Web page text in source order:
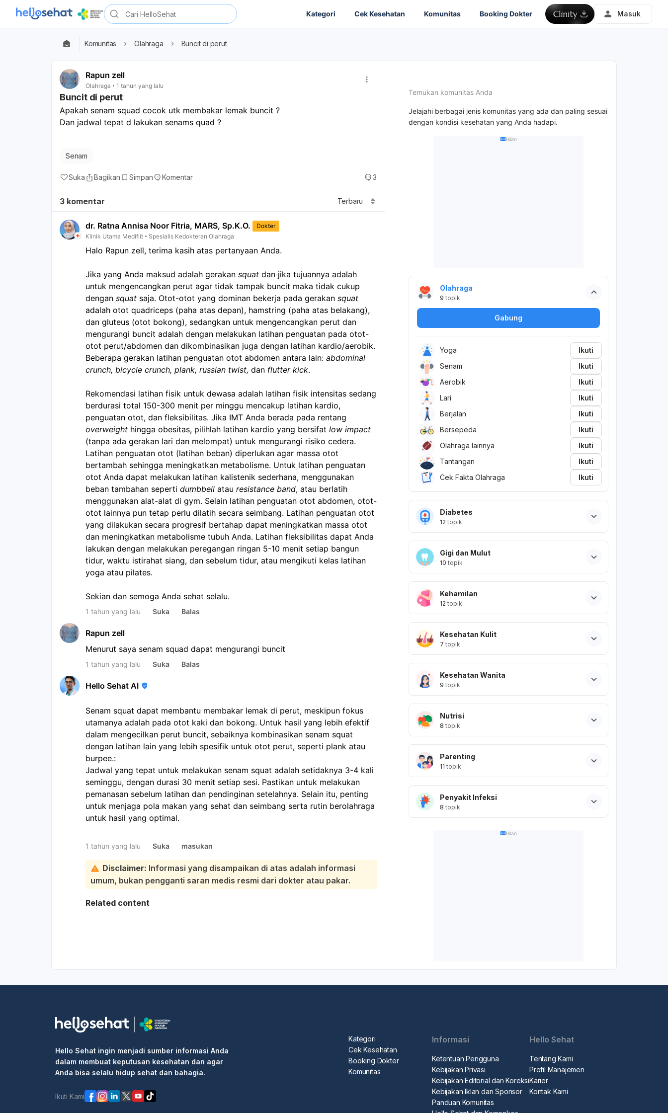
Kategori Cek Kesehatan Komunitas Booking Dokter Masuk
Komunitas Olahraga Buncit di perut
Rapun zell
Olahraga 1 tahun yang lalu
Buncit di perut
Apakah senam squad cocok utk membakar lemak buncit ?
Dan jadwal tepat d lakukan senams quad ?
Senam
Suka Bagikan Simpan Komentar 3
3 komentar Terbaru
dr. Ratna Annisa Noor Fitria, MARS, Sp.K.O.
Dokter
Klinik Utama Medifiit
Spesialis Kedokteran Olahraga
Halo Rapun zell, terima kasih atas pertanyaan Anda.
Jika yang Anda maksud adalah gerakan squat dan jika tujuannya adalah
untuk mengencangkan perut agar tidak tampak buncit maka tidak cukup
dengan squat saja. Otot-otot yang dominan bekerja pada gerakan squat
adalah otot quadriceps (paha atas depan), hamstring (paha atas belakang),
dan gluteus (otot bokong), sedangkan untuk mengencangkan perut dan
mengurangi buncit adalah dengan melakukan latihan penguatan pada otot-
otot perut/abdomen dan dikombinasikan juga dengan latihan kardio/aerobik.
Beberapa gerakan latihan penguatan otot abdomen antara lain: abdominal
crunch, bicycle crunch, plank, russian twist, dan flutter kick.
Rekomendasi latihan fisik untuk dewasa adalah latihan fisik intensitas sedang
berdurasi total 150-300 menit per minggu mencakup latihan kardio,
overweight hingga obesitas, pilihlah latihan kardio yang bersifat low impact
(tanpa ada gerakan lari dan melompat) untuk mengurangi risiko cedera.
Latihan penguatan otot (latihan beban) diperlukan agar massa otot
bertambah sehingga meningkatkan metabolisme. Untuk latihan penguatan
otot Anda dapat melakukan latihan kalistenik sederhana, menggunakan
beban tambahan seperti dumbbell atau resistance band, atau berlatih
menggunakan alat-alat di gym. Selain latihan penguatan otot abdomen, otot-
otot lainnya pun tetap perlu dilatih secara seimbang. Latihan penguatan otot
yang dilakukan secara progresif bertahap dapat meningkatkan massa otot
dan meningkatkan metabolisme tubuh Anda. Latihan fleksibilitas dapat Anda
lakukan dengan melakukan peregangan ringan 5-10 menit setiap bangun
tidur, waktu istirahat siang, dan sebelum tidur, atau mengikuti kelas latihan
yoga atau pilates.
Sekian dan semoga Anda sehat selalu.
1 tahun yang lalu Suka Balas
Rapun zell
Menurut saya senam squad dapat mengurangi buncit
1 tahun yang lalu Suka Balas
Hello Sehat AI
Senam squat dapat membantu membakar lemak di perut, meskipun fokus
utamanya adalah pada otot kaki dan bokong. Untuk hasil yang lebih efektif
dalam mengecilkan perut buncit, sebaiknya kombinasikan senam squat
dengan latihan lain yang lebih spesifik untuk otot perut, seperti plank atau
burpee.:
Jadwal yang tepat untuk melakukan senam squat adalah setidaknya 3-4 kali
seminggu, dengan durasi 30 menit setiap sesi. Pastikan untuk melakukan
pemanasan sebelum latihan dan pendinginan setelahnya. Selain itu, penting
untuk menjaga pola makan yang sehat dan seimbang serta rutin berolahraga
untuk hasil yang optimal.
1 tahun yang lalu Suka masukan
Disclaimer: Informasi yang disampaikan di atas adalah informasi
umum, bukan pengganti saran medis resmi dari dokter atau pakar.
Related content
Temukan komunitas Anda
Jelajahi berbagai jenis komunitas yang ada dan paling sesuai
dengan kondisi kesehatan yang Anda hadapi.
Iklan
Olahraga
9 topik
Gabung
Yoga
Ikuti
Senam
Ikuti
Aerobik
Ikuti
Lari
Ikuti
Berjalan
Ikuti
Bersepeda
Ikuti
Olahraga lainnya
Ikuti
Tantangan
Ikuti
Cek Fakta Olahraga
Ikuti
Diabetes
12 topik
Gigi dan Mulut
10 topik
Kehamilan
12 topik
Kesehatan Kulit
7 topik
Kesehatan Wanita
9 topik
Nutrisi
8 topik
Parenting
11 topik
Penyakit Infeksi
8 topik
Iklan
Hello Sehat ingin menjadi sumber informasi Anda
dalam membuat keputusan kesehatan dan agar
Anda bisa selalu hidup sehat dan bahagia.
Ikuti Kami
Kategori
Cek Kesehatan
Booking Dokter
Komunitas
Informasi
Ketentuan Pengguna
Kebijakan Privasi
Kebijakan Editorial dan Koreksi
Kebijakan Iklan dan Sponsor
Panduan Komunitas
Hello Sehat
Tentang Kami
Profil Manajemen
Karier
Kontak Kami